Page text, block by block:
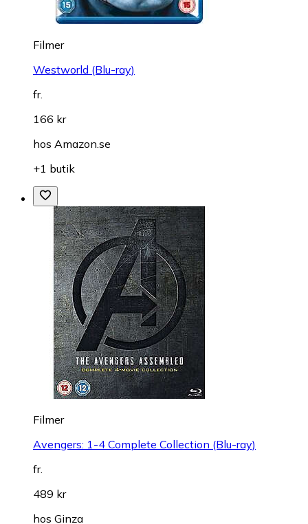
Filmer
Westworld (Blu-ray)
fr.
166 kr
hos Amazon.se
+1 butik
Filmer
Avengers: 1-4 Complete Collection (Blu-ray)
fr.
489 kr
hos Ginza